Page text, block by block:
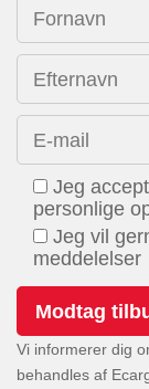
Fornavn
Efternavn
E-mail
Jeg
personlige
Jeg vil
meddelelser
Vi informerer dig
behandles af